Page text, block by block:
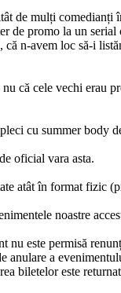
de mulți comedianți
de promo la un serial
că n-avem loc să-i
că cele vechi erau
cu summer body
oficial vara asta.
atât în format fizic
noastre
nu este permisă
anulare a
biletelor este